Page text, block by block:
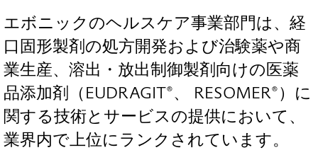
エボニックのヘルスケア事業部門は、経
口固形製剤の処方開発および治験薬や商
業生産、溶出・放出制御製剤向けの医薬
品添加剤（EUDRAGIT®、 RESOMER®）に
関する技術とサービスの提供において、
業界内で上位にランクされています。